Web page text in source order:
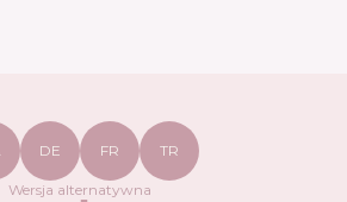
DE FR TR
Wersja alternatywna